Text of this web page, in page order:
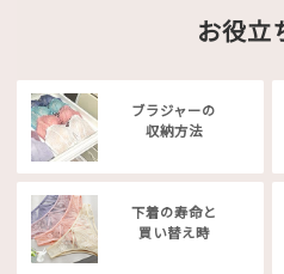
お役立
ブラジャーの
収納方法
下着の寿命と
買い替え時